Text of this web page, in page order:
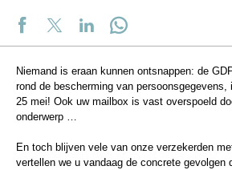
Niemand is eraan kunnen ontsnappen: de
rond de bescherming van persoonsgegevens,
25 mei! Ook uw mailbox is vast overspoeld
onderwerp …
En toch blijven vele van onze verzekerden
vertellen we u vandaag de concrete gevolgen